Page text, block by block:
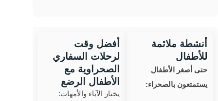
أنشطة ملائمة
للأطفال
حتى أصغر الأطفال
يستمتعون بالصحراء:
أفضل وقت
لرحلات السفاري
الصحراوية مع
الأطفال الرضع
يختار الآباء والأمهات: